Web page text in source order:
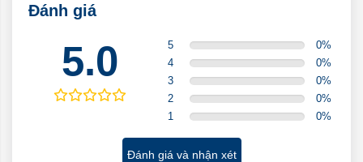
Đánh giá
5.0 5 0%
4
0%
3
0%
2
0%
1
0%
Đánh giá và nhận xét